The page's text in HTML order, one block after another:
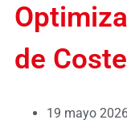
de
19 mayo